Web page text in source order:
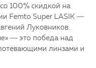
100% скидкой на
Femto Super LASIK —
Луковников.
— это победа над
линзами и